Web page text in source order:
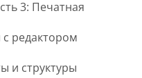
3: Печатная
редактором
и структуры